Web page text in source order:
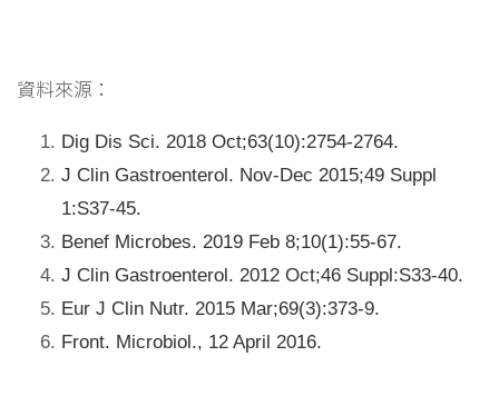
資料來源：
Dig Dis Sci. 2018 Oct;63(10):2754-2764.
J Clin Gastroenterol. Nov-Dec 2015;49 Suppl
1:S37-45.
Benef Microbes. 2019 Feb 8;10(1):55-67.
J Clin Gastroenterol. 2012 Oct;46 Suppl:S33-40.
Eur J Clin Nutr. 2015 Mar;69(3):373-9.
Front. Microbiol., 12 April 2016.